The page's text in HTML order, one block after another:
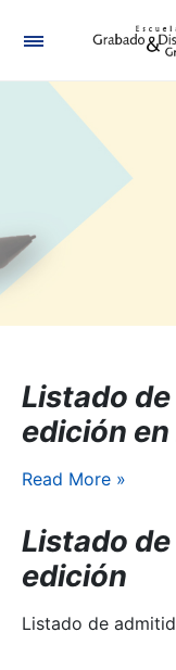
Listado
edición
Read More »
Listado
edición
Listado de